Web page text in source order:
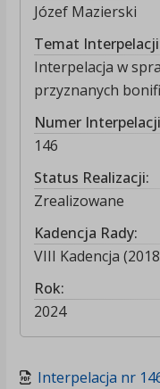
Józef Mazierski
Temat
Interpelacja w
przyznanych
Numer
146
Status Realizacji:
Zrealizowane
Kadencja Rady:
VIII Kadencja
Rok:
2024
Interpelacja nr